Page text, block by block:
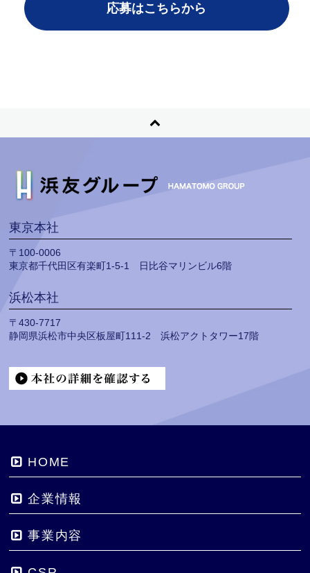
応募はこちらから
東京本社
〒100-0006
東京都千代田区有楽町1-5-1 日比谷マリンビル6階
浜松本社
〒430-7717
静岡県浜松市中央区板屋町111-2 浜松アクトタワー17階
HOME
企業情報
事業内容